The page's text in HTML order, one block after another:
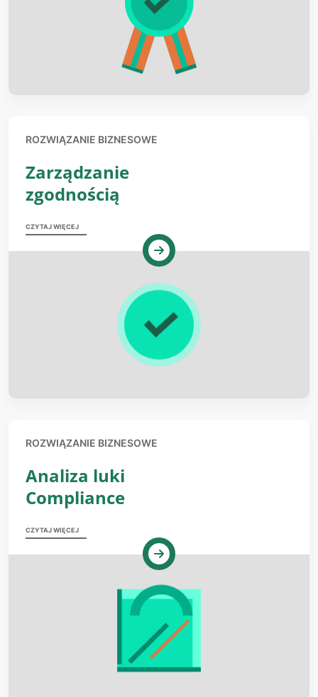
ROZWIĄZANIE BIZNESOWE
Zarządzanie
zgodnością
CZYTAJ WIĘCEJ
ROZWIĄZANIE BIZNESOWE
Analiza luki
Compliance
CZYTAJ WIĘCEJ